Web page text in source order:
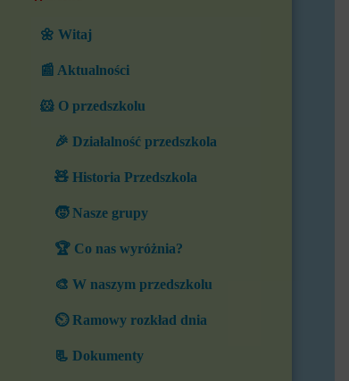
🌼 Witaj
📰 Aktualności
🐹 O przedszkolu
🎉 Działalność przedszkola
🧸 Historia Przedszkola
🧒 Nasze grupy
🏆 Co nas wyróżnia?
🎨 W naszym przedszkolu
⏲️ Ramowy rozkład dnia
📃 Dokumenty